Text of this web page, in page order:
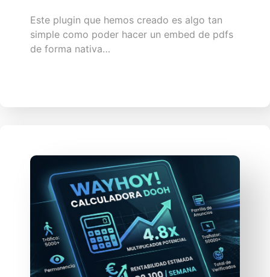
Este plugin que hemos creado es algo tan
simple como poder hacer un embed de pdfs
de forma nativa…